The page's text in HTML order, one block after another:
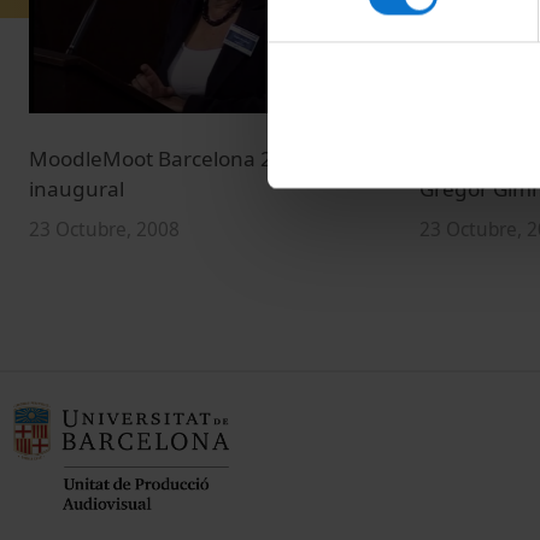
MoodleMoot Barcelona 2008: Acte
inaugural
23 Octubre, 2008
Gregor
23 Octubre,